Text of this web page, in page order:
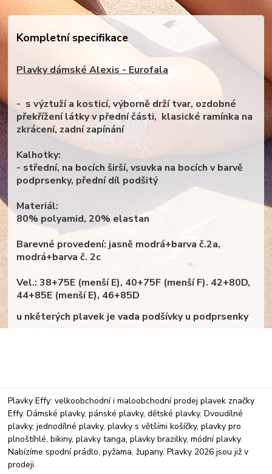
Kompletní specifikace
Plavky dámské Alexis - Eurofala
- s výztuží a kosticí, výborně drží tvar, ozdobné
překřížení látky v přední části, klasické ramínka na
zkrácení, zadní zapínání
Kalhotky:
- střední, na bocích širší, vsuvka na bocích v barvě
podprsenky, přední díl podšitý
Materiál:
80% polyamid, 20% elastan
Barevné provedení: jasně modrá+barva č.2a,
modrá+barva č. 2c
Vel.: 38+75E (menší E), 40+75F (menší F). 42+80D,
44+85E (menší E), 46+85D
u nkěterých plavek je vada podšívky u podprsenky
Plavky Effy: velkoobchodní i maloobchodní prodej plavek značky
Effy. Dámské plavky, pánské plavky, dětské plavky. Dvoudílné
plavky, jednodílné plavky, plavky s většími košíčky, plavky pro
plnoštíhlé, bikiny, plavky tanga, plavky brazilky, módní plavky.
Nabízíme spodní prádlo, pyžama, župany. Plavky 2026 jsou již v
prodeji.